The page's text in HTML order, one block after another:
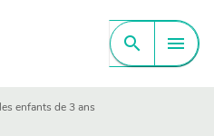
CONTENU search menu
enfants de 3 ans